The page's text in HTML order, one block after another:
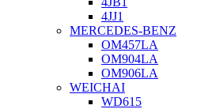
4JJ1
MERCEDES-BENZ
OM457LA
OM904LA
OM906LA
WEICHAI
WD615